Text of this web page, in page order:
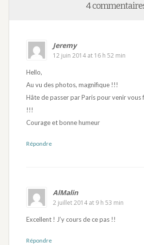
4
Jeremy
12 juin 2014 at 16 h 52 min
Hello,
Au vu des photos, magnifique !!!
Hâte de passer par Paris pour venir vous
!!!
Courage et bonne humeur
Répondre
AlMalin
2 juillet 2014 at 9 h 53 min
Excellent ! J’y cours de ce pas !!
Répondre